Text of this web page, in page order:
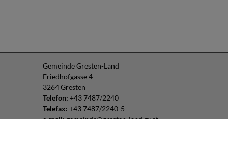
Gemeinde Gresten-Land
Friedhofgasse 4
3264 Gresten
Telefon: +43 7487/2240
Telefax: +43 7487/2240-5
e-mail:gemeinde@gresten-land.gv.at